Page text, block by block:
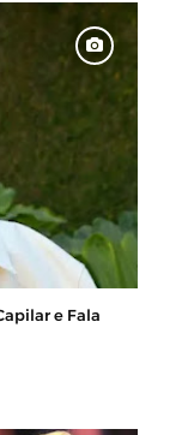
e Fala